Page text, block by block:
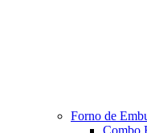
Forno de
Combo